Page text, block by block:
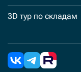
3D тур по складам